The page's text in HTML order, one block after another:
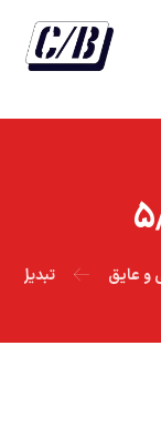
و عایق تبدیل